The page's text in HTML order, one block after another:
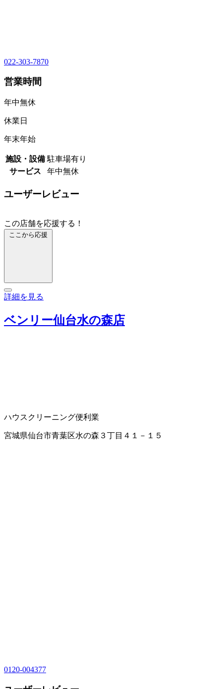
022-303-7870
営業時間
年中無休
休業日
年末年始
施設・設備 駐車場有り
サービス
年中無休
ユーザーレビュー
この店舗を応援する！
ここから応援
詳細を見る
ベンリー仙台水の森店
ハウスクリーニング便利業
宮城県仙台市青葉区水の森３丁目４１－１５
0120-004377